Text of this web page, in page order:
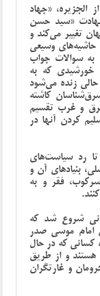
«جهاد
شهادت «سید حسن
تغییر می‌کند و
حاشیه‌های وسیعی
سوالات جواب
خورشیدی که به
حالی زنده می‌شود
کاشته
و غرب تقسیم
کردن آنها در
رد سیاست‌های
بنیادهای آن و
فقر و به
شروع شد که
امام موسی صدر
کسانی که در حال
هستند و از طریق
و غارتگران